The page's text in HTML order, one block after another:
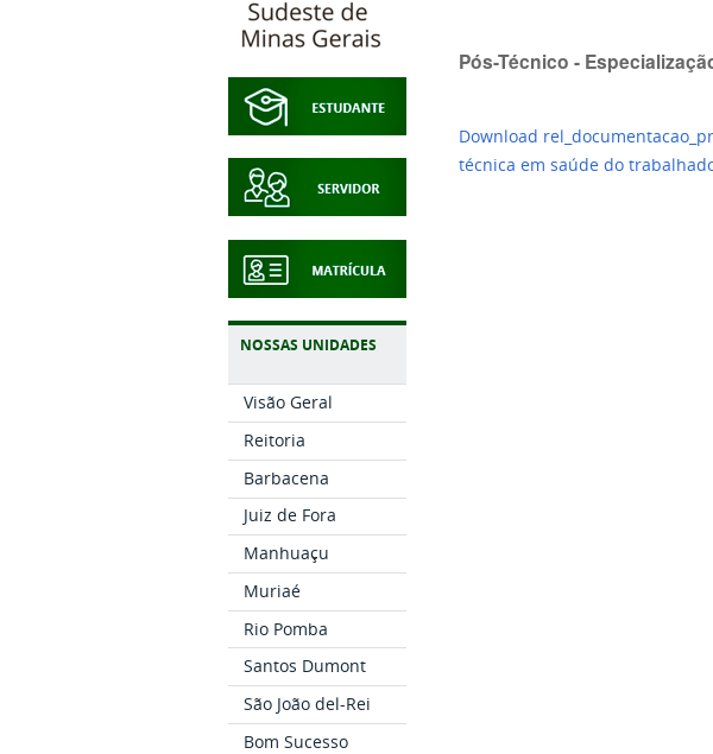
NOSSAS UNIDADES
Visão Geral
Reitoria
Barbacena
Juiz de Fora
Manhuaçu
Muriaé
Rio Pomba
Santos Dumont
São João del-Rei
Bom Sucesso
Pós-Técnico -
Download
técnica em saúde do